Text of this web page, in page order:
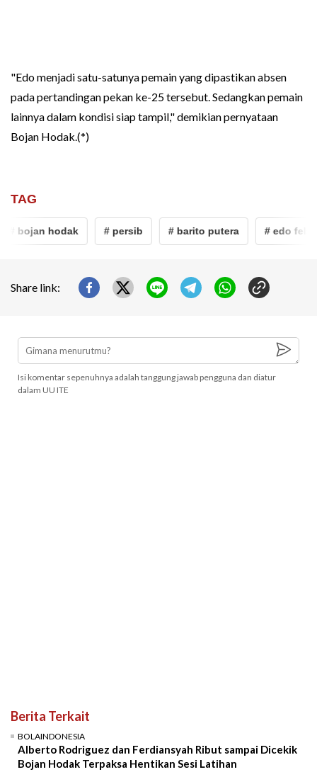
"Edo menjadi satu-satunya pemain yang dipastikan absen
pada pertandingan pekan ke-25 tersebut. Sedangkan pemain
lainnya dalam kondisi siap tampil," demikian pernyataan
Bojan Hodak.(*)
TAG
# bojan hodak # persib # barito putera # edo
Share link:
Isi komentar sepenuhnya adalah tanggung jawab pengguna dan diatur
dalam UU ITE
Berita Terkait
BOLAINDONESIA
Alberto Rodriguez dan Ferdiansyah Ribut sampai Dicekik
Bojan Hodak Terpaksa Hentikan Sesi Latihan